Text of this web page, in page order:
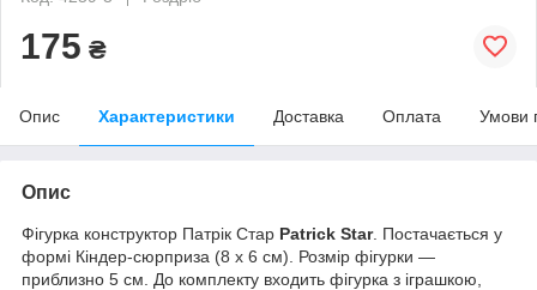
175 ₴
Опис Характеристики Доставка Оплата Умови
Опис
Фігурка конструктор Патрік Стар Patrick Star. Постачається у
формі Кіндер-сюрприза (8 х 6 см). Розмір фігурки —
приблизно 5 см. До комплекту входить фігурка з іграшкою,